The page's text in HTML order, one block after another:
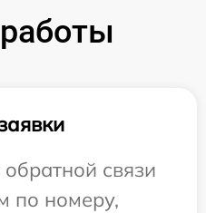
связи
по номеру,